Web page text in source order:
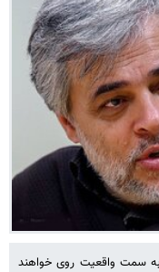
سمت واقعیت روی خواهند